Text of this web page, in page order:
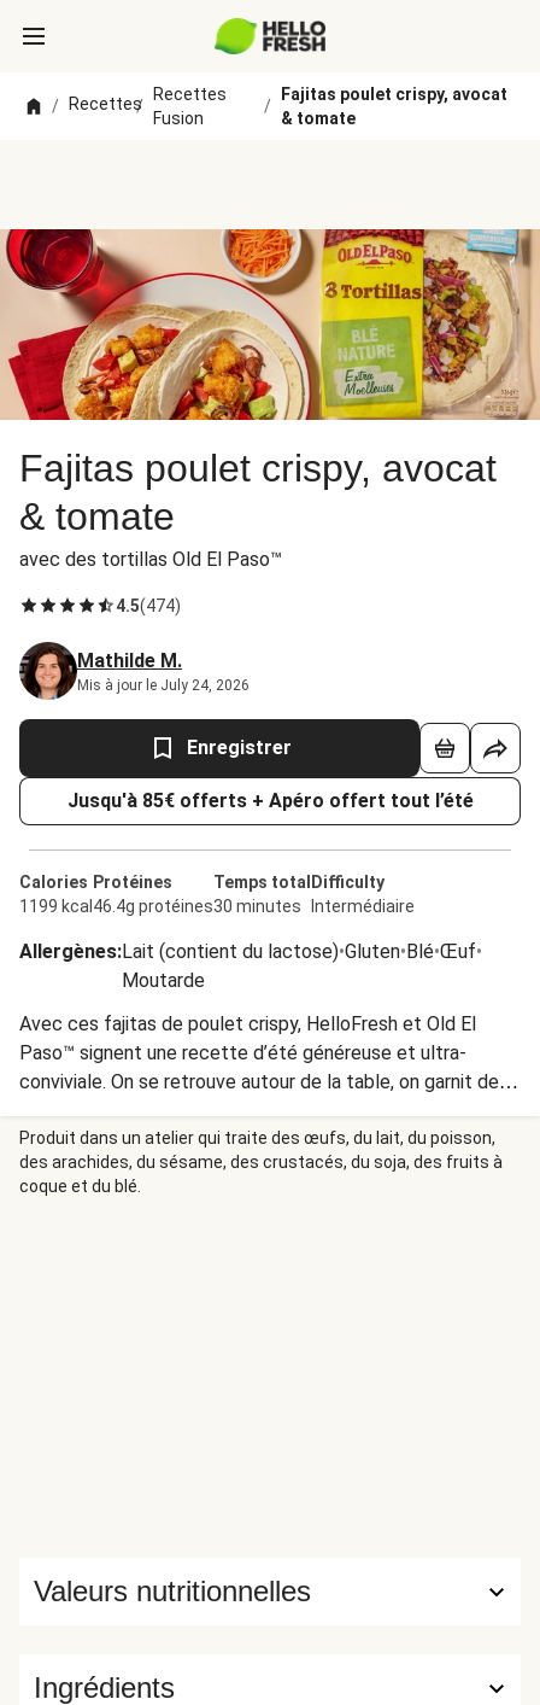
/ Recettes/
Recettes
Fusion
/
Fajitas poulet crispy, avocat
& tomate
Fajitas poulet crispy, avocat
& tomate
avec des tortillas Old El Paso™
4.5(474)
Mathilde M.
Mis à jour le July 24, 2026
Enregistrer
Jusqu'à 85€ offerts + Apéro offert tout l’été
Calories
1199 kcal
Protéines
46.4g protéines
Temps total
30 minutes
Difficulty
Intermédiaire
Allergènes:Lait (contient du lactose)•Gluten•Blé•Œuf•
Moutarde
Avec ces fajitas de poulet crispy, HelloFresh et Old El
Paso™ signent une recette d’été généreuse et ultra-
conviviale. On se retrouve autour de la table, on garnit des
tortillas extra moelleuses, on partage, ça dégouline de
sauce… et c’est tout ce qu’on aime.
Produit dans un atelier qui traite des œufs, du lait, du poisson,
des arachides, du sésame, des crustacés, du soja, des fruits à
coque et du blé.
Ingrédients
Valeurs nutritionnelles